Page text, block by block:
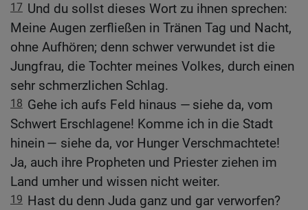
17 Und du sollst dieses Wort zu ihnen sprechen:
Meine Augen zerfließen in Tränen Tag und Nacht,
ohne Aufhören; denn schwer verwundet ist die
Jungfrau, die Tochter meines Volkes, durch einen
sehr schmerzlichen Schlag.
18 Gehe ich aufs Feld hinaus — siehe da, vom
Schwert Erschlagene! Komme ich in die Stadt
hinein — siehe da, vor Hunger Verschmachtete!
Ja, auch ihre Propheten und Priester ziehen im
Land umher und wissen nicht weiter.
19 Hast du denn Juda ganz und gar verworfen?